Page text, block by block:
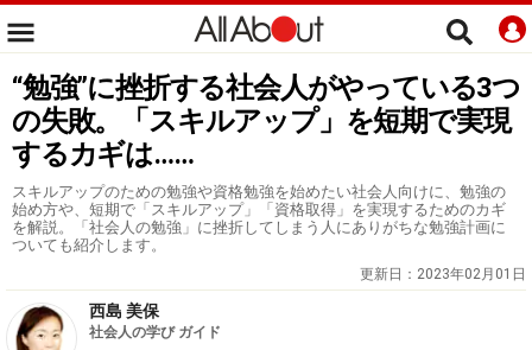
“勉強”に挫折する社会人がやっている3つ
の失敗。「スキルアップ」を短期で実現
するカギは……
スキルアップのための勉強や資格勉強を始めたい社会人向けに、勉強の
始め方や、短期で「スキルアップ」「資格取得」を実現するためのカギ
を解説。「社会人の勉強」に挫折してしまう人にありがちな勉強計画に
ついても紹介します。
更新日： 2023年02月01日
西島 美保
社会人の学び ガイド